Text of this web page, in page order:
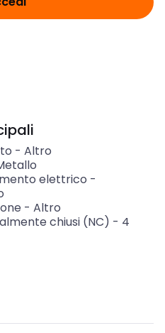
- Altro
elettrico -
- Altro
chiusi (NC) - 4